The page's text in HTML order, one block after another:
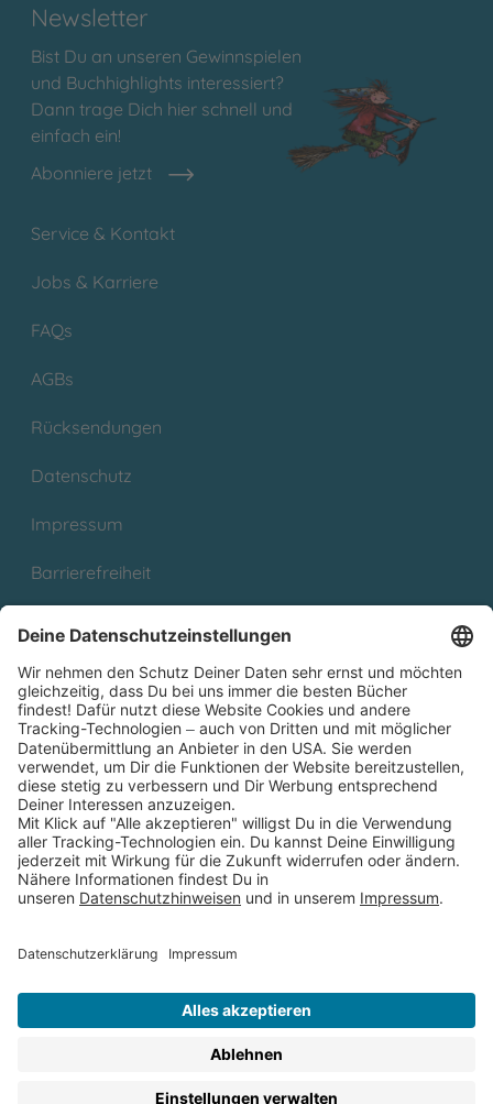
Newsletter
Bist Du an unseren Gewinnspielen
und Buchhighlights interessiert?
Dann trage Dich hier schnell und
einfach ein!
Abonniere jetzt
Service & Kontakt
Jobs & Karriere
FAQs
AGBs
Rücksendungen
Datenschutz
Impressum
Barrierefreiheit
Partnerprogramm (Affiliate)
Folge uns auf
* Versandkostenfrei ab 9,00 € Bestellwert innerhalb
Deutschlands
** Lieferzeit 1-3 Werktage innerhalb Deutschlands
Thienemann-Esslinger Verlag GmbH, Blumenstraße 36, D-70182